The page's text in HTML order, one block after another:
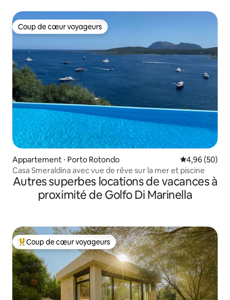
Coup de cœur voyageurs
Coup de cœur voyageurs
Appartement ⋅ Porto Rotondo Évaluation
4,96 (50)
Casa Smeraldina avec vue de rêve sur la mer et piscine
Autres superbes locations de vacances à
proximité de Golfo Di Marinella
Coups de cœur voyageurs les plus appréciés
Coup de cœur voyageurs